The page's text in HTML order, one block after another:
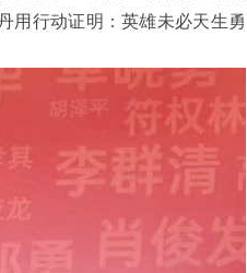
用行动证明：英雄未必天生勇